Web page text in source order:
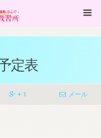
定表
+ 1 メール